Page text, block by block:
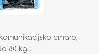
omaro,
80 kg...